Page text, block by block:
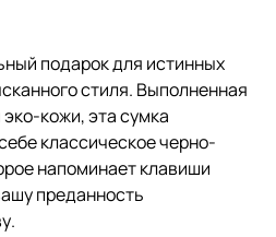
подарок для истинных
стиля. Выполненная
кожи, эта сумка
классическое черно-
напоминает клавиши
преданность